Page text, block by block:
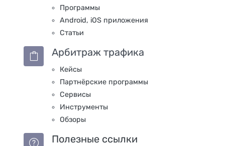
Программы
Android, iOS приложения
Статьи
Арбитраж трафика
Кейсы
Партнёрские программы
Сервисы
Инструменты
Обзоры
Полезные ссылки